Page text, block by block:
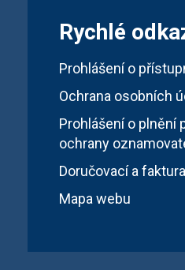
Rychlé
Prohlášení o
Ochrana osobních
Prohlášení o plnění
ochrany
Doručovací a
Mapa webu